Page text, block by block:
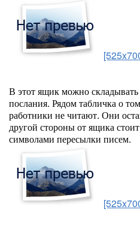
В этот ящик можно
послания. Рядом табличка о
работники не читают. Они
другой стороны от ящика
символами пересылки писем.